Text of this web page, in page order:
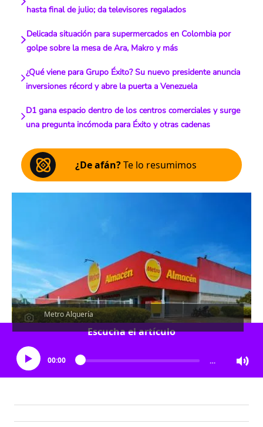
hasta final de julio; da televisores regalados
Delicada situación para supermercados en Colombia por
golpe sobre la mesa de Ara, Makro y más
¿Qué viene para Grupo Éxito? Su nuevo presidente anuncia
inversiones récord y abre la puerta a Venezuela
D1 gana espacio dentro de los centros comerciales y surge
una pregunta incómoda para Éxito y otras cadenas
¿De afán?Te lo resumimos
Metro Alquería
Escucha el artículo
00:00 …